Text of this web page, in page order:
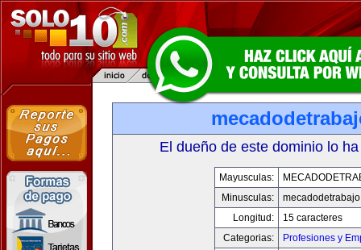
El dueño de este dominio lo
Mayusculas:
Minusculas:
Longitud:
15 caracteres
Categorias:
Profesiones y